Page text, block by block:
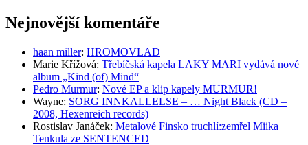
Nejnovější komentáře
haan miller: HROMOVLAD
Marie Křížová: Třebíčská kapela LAKY MARI vydává nové
album „Kind (of) Mind“
Pedro Murmur: Nové EP a klip kapely MURMUR!
Wayne: SORG INNKALLELSE – … Night Black (CD –
2008, Hexenreich records)
Rostislav Janáček: Metalové Finsko truchlí:zemřel Miika
Tenkula ze SENTENCED